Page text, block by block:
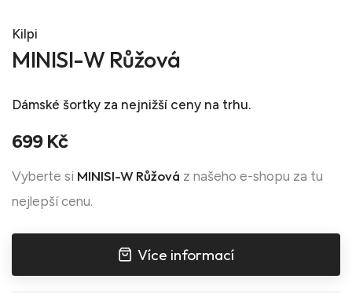
Kilpi
MINISI-W Růžová
Dámské šortky za nejnižší ceny na trhu.
699 Kč
Vyberte si MINISI-W Růžová z našeho e-shopu za tu
nejlepší cenu.
Více informací